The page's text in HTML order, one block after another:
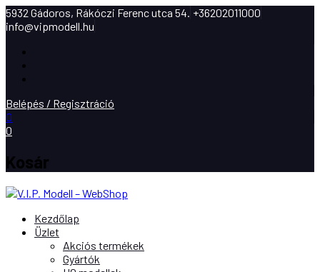
5932 Gádoros, Rákóczi Ferenc utca 54. +36202011000
info@vipmodell.hu
Belépés / Regisztráció
0
0
Kosár
Kezdőlap
Üzlet
Akciós termékek
Gyártók